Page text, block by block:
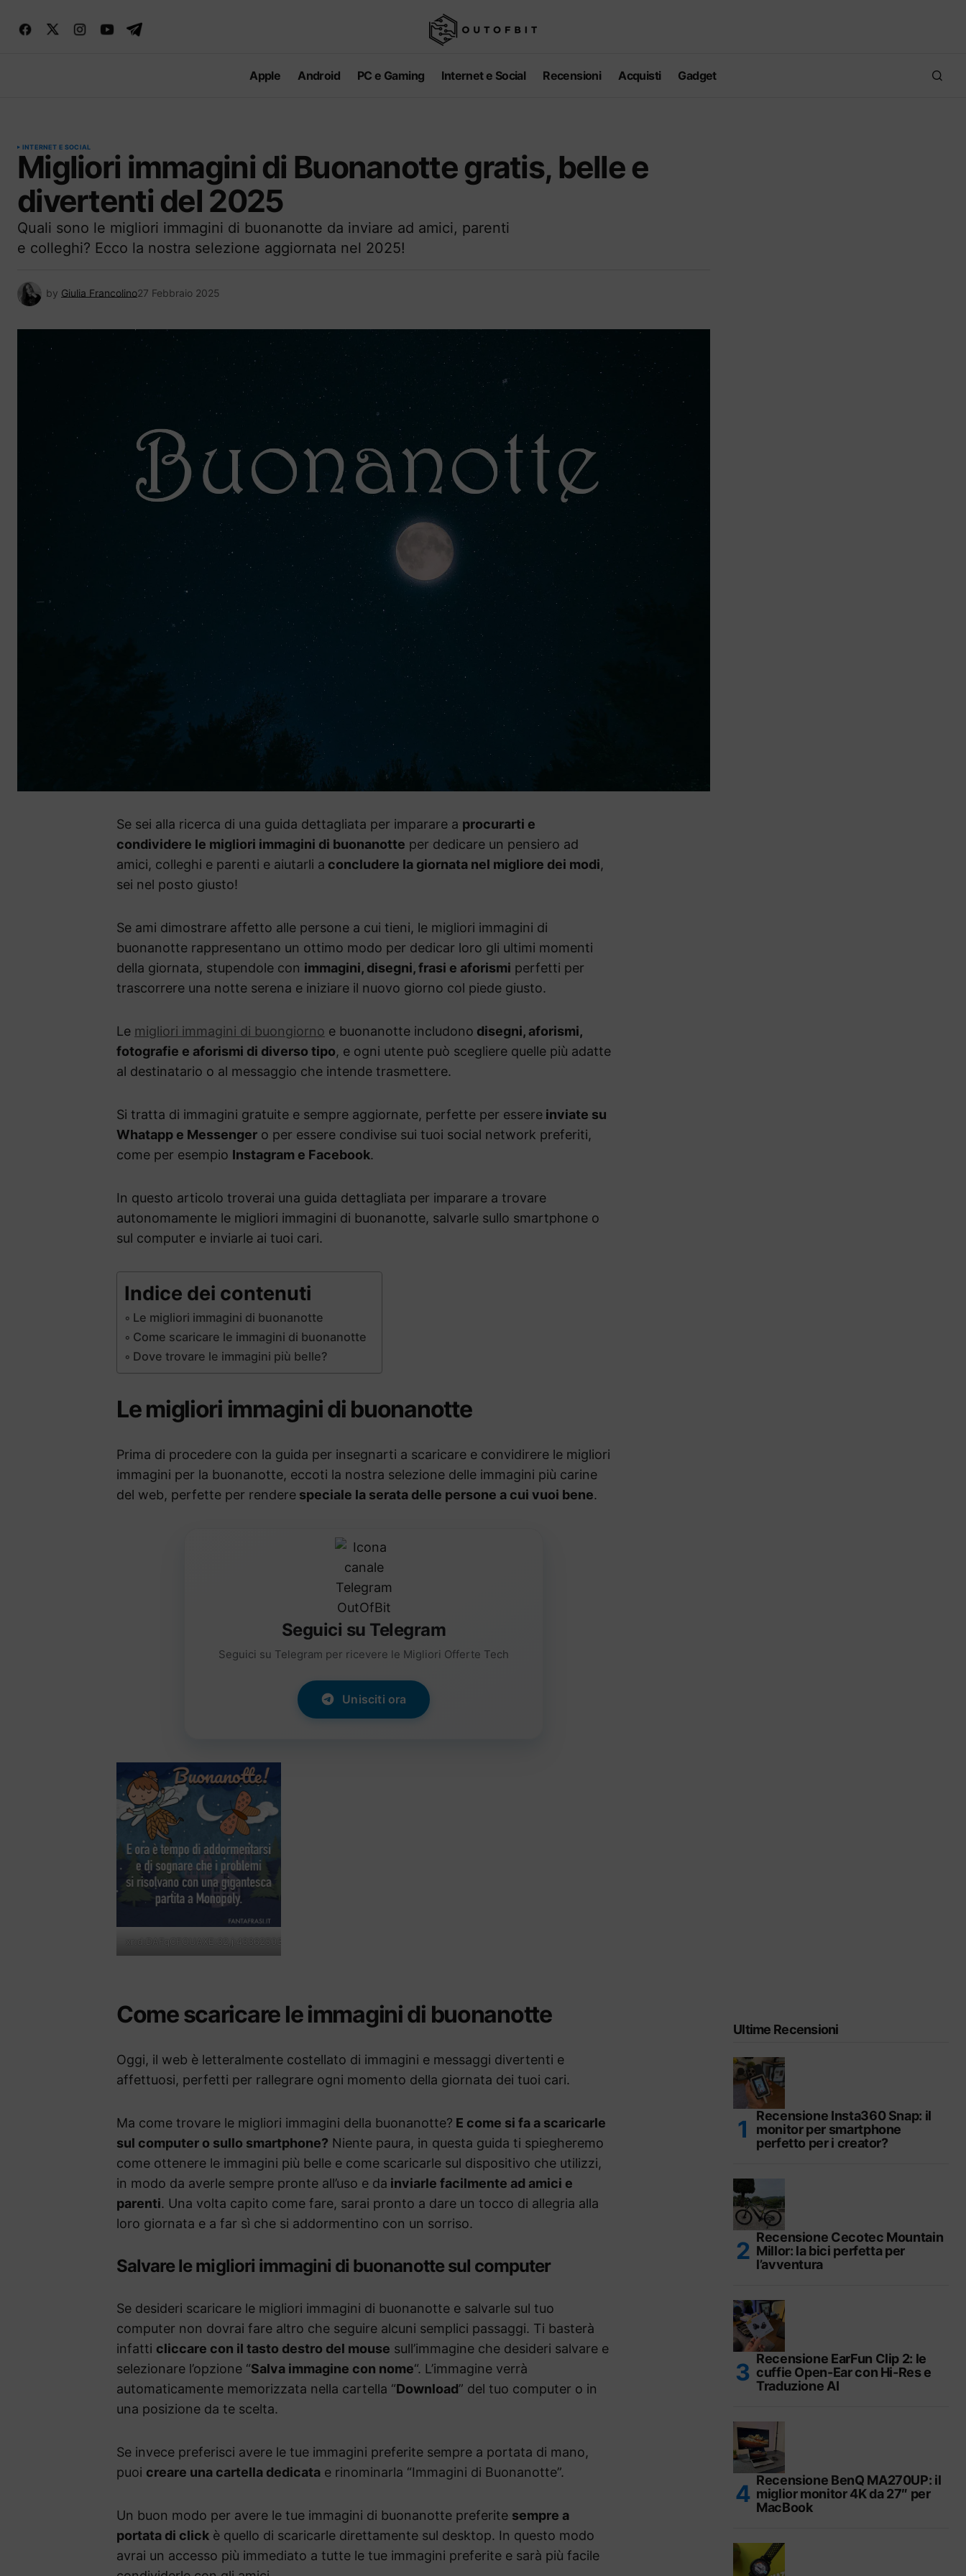
Apple Android PC e Gaming Internet e Social Recensioni Acquisti Gadget
INTERNET E SOCIAL
Migliori immagini di Buonanotte gratis, belle e
divertenti del 2025
Quali sono le migliori immagini di buonanotte da inviare ad amici, parenti
e colleghi? Ecco la nostra selezione aggiornata nel 2025!
by Giulia Francolino27 Febbraio 2025
Se sei alla ricerca di una guida dettagliata per imparare a procurarti e
condividere le migliori immagini di buonanotte per dedicare un pensiero ad
amici, colleghi e parenti e aiutarli a concludere la giornata nel migliore dei modi,
sei nel posto giusto!
Se ami dimostrare affetto alle persone a cui tieni, le migliori immagini di
buonanotte rappresentano un ottimo modo per dedicar loro gli ultimi momenti
della giornata, stupendole con immagini, disegni, frasi e aforismi perfetti per
trascorrere una notte serena e iniziare il nuovo giorno col piede giusto.
Le migliori immagini di buongiorno e buonanotte includono disegni, aforismi,
fotografie e aforismi di diverso tipo, e ogni utente può scegliere quelle più adatte
al destinatario o al messaggio che intende trasmettere.
Si tratta di immagini gratuite e sempre aggiornate, perfette per essere inviate su
Whatapp e Messenger o per essere condivise sui tuoi social network preferiti,
come per esempio Instagram e Facebook.
In questo articolo troverai una guida dettagliata per imparare a trovare
autonomamente le migliori immagini di buonanotte, salvarle sullo smartphone o
sul computer e inviarle ai tuoi cari.
Indice dei contenuti
Le migliori immagini di buonanotte
Come scaricare le immagini di buonanotte
Dove trovare le immagini più belle?
Le migliori immagini di buonanotte
Prima di procedere con la guida per insegnarti a scaricare e convidirere le migliori
immagini per la buonanotte, eccoti la nostra selezione delle immagini più carine
del web, perfette per rendere speciale la serata delle persone a cui vuoi bene.
Seguici su Telegram
Seguici su Telegram per ricevere le Migliori Offerte Tech
Unisciti ora
xr:d:DAFqCFOUAXE:32,j:4336250319657229671,t:23112008
Come scaricare le immagini di buonanotte
Oggi, il web è letteralmente costellato di immagini e messaggi divertenti e
affettuosi, perfetti per rallegrare ogni momento della giornata dei tuoi cari.
Ma come trovare le migliori immagini della buonanotte? E come si fa a scaricarle
sul computer o sullo smartphone? Niente paura, in questa guida ti spiegheremo
come ottenere le immagini più belle e come scaricarle sul dispositivo che utilizzi,
in modo da averle sempre pronte all’uso e da inviarle facilmente ad amici e
parenti. Una volta capito come fare, sarai pronto a dare un tocco di allegria alla
loro giornata e a far sì che si addormentino con un sorriso.
Salvare le migliori immagini di buonanotte sul computer
Se desideri scaricare le migliori immagini di buonanotte e salvarle sul tuo
computer non dovrai fare altro che seguire alcuni semplici passaggi. Ti basterà
infatti cliccare con il tasto destro del mouse sull’immagine che desideri salvare e
selezionare l’opzione “Salva immagine con nome“. L’immagine verrà
automaticamente memorizzata nella cartella “Download” del tuo computer o in
una posizione da te scelta.
Se invece preferisci avere le tue immagini preferite sempre a portata di mano,
puoi creare una cartella dedicata e rinominarla “Immagini di Buonanotte”.
Un buon modo per avere le tue immagini di buonanotte preferite sempre a
portata di click è quello di scaricarle direttamente sul desktop. In questo modo
avrai un accesso più immediato a tutte le tue immagini preferite e sarà più facile
Ultime Recensioni
Recensione Insta360 Snap: il
monitor per smartphone
perfetto per i creator?
Recensione Cecotec Mountain
Millor: la bici perfetta per
l’avventura
Recensione EarFun Clip 2: le
cuffie Open-Ear con Hi-Res e
Traduzione AI
Recensione BenQ MA270UP: il
miglior monitor 4K da 27″ per
MacBook